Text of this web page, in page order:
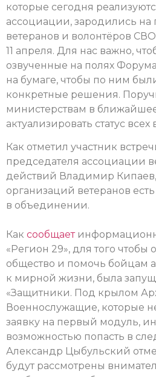
которые сегодня
ассоциации, зародились
ветеранов и волонтёров
11 апреля. Для нас важно,
озвученные на полях
на бумаге, чтобы по ним
конкретные решения.
министерствам в
актуализировать статус всех
Как отметил участник
председателя ассоциации
действий Владимир
организаций ветеранов
в объединении.
Как сообщает
«Регион 29», для того чтобы
общество и помочь бойцам
к мирной жизни, была
«Защитники. Под крылом
Военнослужащие, которые
заявку на первый модуль,
возможностью попасть в
Александр Цыбульский
будут рассмотрены